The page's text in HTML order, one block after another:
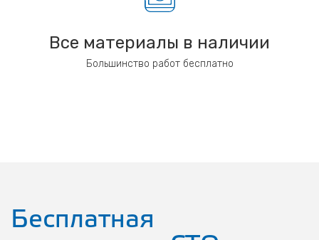
Все материалы в наличии
Большинство работ бесплатно
Бесплатная